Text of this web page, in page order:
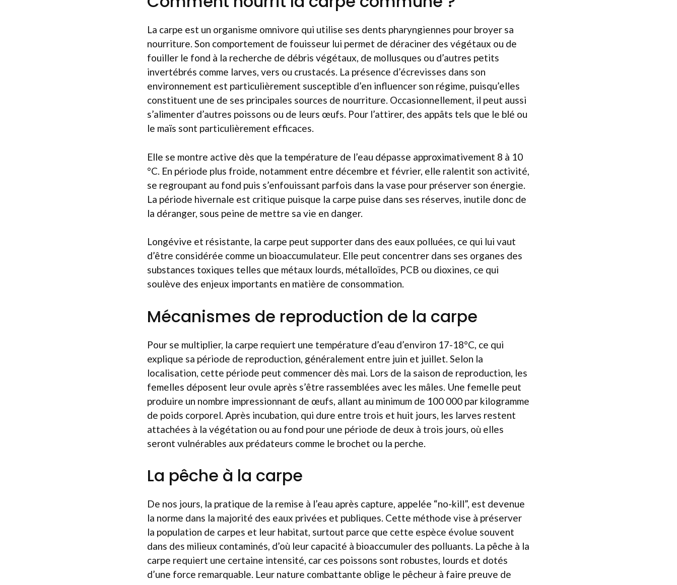
La carpe est un organisme omnivore qui utilise ses dents pharyngiennes pour broyer sa
nourriture. Son comportement de fouisseur lui permet de déraciner des végétaux ou de
fouiller le fond à la recherche de débris végétaux, de mollusques ou d’autres petits
invertébrés comme larves, vers ou crustacés. La présence d’écrevisses dans son
environnement est particulièrement susceptible d’en influencer son régime, puisqu’elles
constituent une de ses principales sources de nourriture. Occasionnellement, il peut aussi
s’alimenter d’autres poissons ou de leurs œufs. Pour l’attirer, des appâts tels que le blé ou
le maïs sont particulièrement efficaces.
Elle se montre active dès que la température de l’eau dépasse approximativement 8 à 10
°C. En période plus froide, notamment entre décembre et février, elle ralentit son activité,
se regroupant au fond puis s’enfouissant parfois dans la vase pour préserver son énergie.
La période hivernale est critique puisque la carpe puise dans ses réserves, inutile donc de
la déranger, sous peine de mettre sa vie en danger.
Longévive et résistante, la carpe peut supporter dans des eaux polluées, ce qui lui vaut
d’être considérée comme un bioaccumulateur. Elle peut concentrer dans ses organes des
substances toxiques telles que métaux lourds, métalloïdes, PCB ou dioxines, ce qui
soulève des enjeux importants en matière de consommation.
Mécanismes de reproduction de la carpe
Pour se multiplier, la carpe requiert une température d’eau d’environ 17-18°C, ce qui
explique sa période de reproduction, généralement entre juin et juillet. Selon la
localisation, cette période peut commencer dès mai. Lors de la saison de reproduction, les
femelles déposent leur ovule après s’être rassemblées avec les mâles. Une femelle peut
produire un nombre impressionnant de œufs, allant au minimum de 100 000 par kilogramme
de poids corporel. Après incubation, qui dure entre trois et huit jours, les larves restent
attachées à la végétation ou au fond pour une période de deux à trois jours, où elles
seront vulnérables aux prédateurs comme le brochet ou la perche.
La pêche à la carpe
De nos jours, la pratique de la remise à l’eau après capture, appelée “no-kill”, est devenue
la norme dans la majorité des eaux privées et publiques. Cette méthode vise à préserver
la population de carpes et leur habitat, surtout parce que cette espèce évolue souvent
dans des milieux contaminés, d’où leur capacité à bioaccumuler des polluants. La pêche à la
carpe requiert une certaine intensité, car ces poissons sont robustes, lourds et dotés
d’une force remarquable. Leur nature combattante oblige le pêcheur à faire preuve de